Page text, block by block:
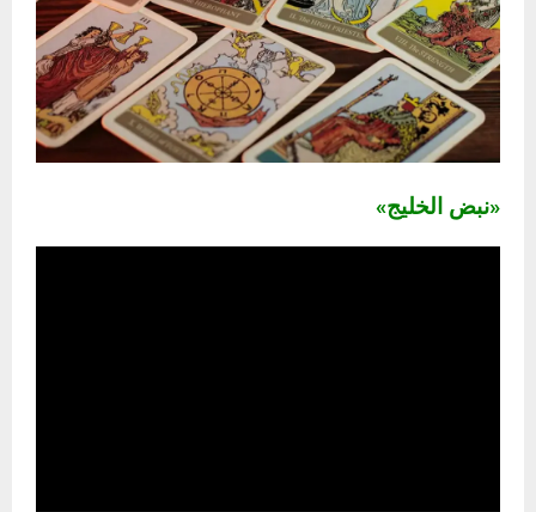
«نبض الخليج»